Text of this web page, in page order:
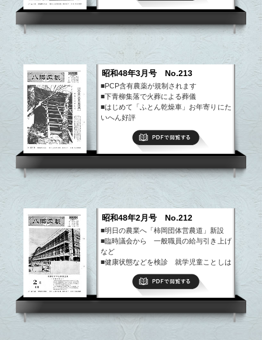
昭和48年3月号 No.213
■PCP含有農薬が規制されます
■下青柳集落で火葬による葬儀
■はじめて「ふとん乾燥車」お年寄りにた
いへん好評
■園部小に校歌 3月4日に発表会
■国保と交通事故
昭和48年2月号 No.212
■明日の農業へ「柿岡団体営農道」新設
■臨時議会から 一般職員の給与引き上げ
など
■健康状態などを検診 就学児童ことしは
■老人社会奉仕団結成！
PDFで閲覧する